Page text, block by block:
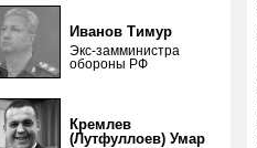
Иванов Тимур
Экс-замминистра
обороны РФ
Кремлев
(Лутфуллоев) Умар